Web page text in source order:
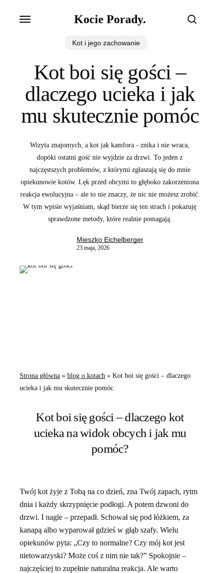
Kocie Porady.
Menu
Kot i jego zachowanie
Kot boi się gości –
dlaczego ucieka i jak
mu skutecznie pomóc
Wizyta znajomych, a kot jak kamfora - znika i nie wraca,
dopóki ostatni gość nie wyjdzie za drzwi. To jeden z
najczęstszych problemów, z którymi zgłaszają się do mnie
opiekunowie kotów. Lęk przed obcymi to głęboko zakorzeniona
reakcja ewolucyjna – ale to nie znaczy, że nic nie możesz zrobić.
W tym wpisie wyjaśniam, skąd bierze się ten strach i pokazuję
sprawdzone metody, które realnie pomagają.
Mieszko Eichelberger
23 maja, 2026
Strona główna »blog o kotach »Kot boi się gości – dlaczego
ucieka i jak mu skutecznie pomóc
Kot boi się gości – dlaczego kot
ucieka na widok obcych i jak mu
pomóc?
Twój kot żyje z Tobą na co dzień, zna Twój zapach, rytm
dnia i każdy skrzypnięcie podłogi. A potem dzwoni do
drzwi. I nagle – przepadł. Schował się pod łóżkiem, za
kanapą albo wyparował gdzieś w głąb szafy. Wielu
opiekunów pyta: „Czy to normalne? Czy mój kot jest
nietowarzyski? Może coś z nim nie tak?” Spokojnie –
najczęściej to zupełnie naturalna reakcja. Ale warto